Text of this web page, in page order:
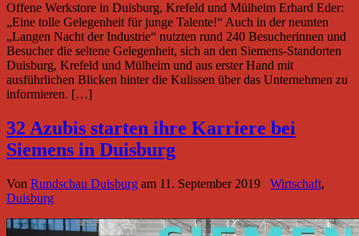
Offene Werkstore in Duisburg, Krefeld und Mülheim Erhard Eder:
„Eine tolle Gelegenheit für junge Talente!“ Auch in der neunten
„Langen Nacht der Industrie“ nutzten rund 240 Besucherinnen und
Besucher die seltene Gelegenheit, sich an den Siemens-Standorten
Duisburg, Krefeld und Mülheim und aus erster Hand mit
ausführlichen Blicken hinter die Kulissen über das Unternehmen zu
informieren. […]
32 Azubis starten ihre Karriere bei
Siemens in Duisburg
Von Rundschau Duisburg am 11. September 2019 Wirtschaft,
Duisburg